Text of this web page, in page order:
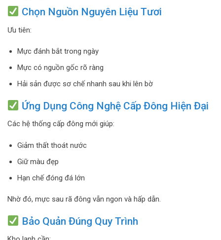
Chọn Nguồn Nguyên Liệu Tươi
Ưu tiên:
Mực đánh bắt trong ngày
Mực có nguồn gốc rõ ràng
Hải sản được sơ chế nhanh sau khi lên bờ
Ứng Dụng Công Nghệ Cấp Đông Hiện Đại
Các hệ thống cấp đông mới giúp:
Giảm thất thoát nước
Giữ màu đẹp
Hạn chế đóng đá lớn
Nhờ đó, mực sau rã đông vẫn ngon và hấp dẫn.
Bảo Quản Đúng Quy Trình